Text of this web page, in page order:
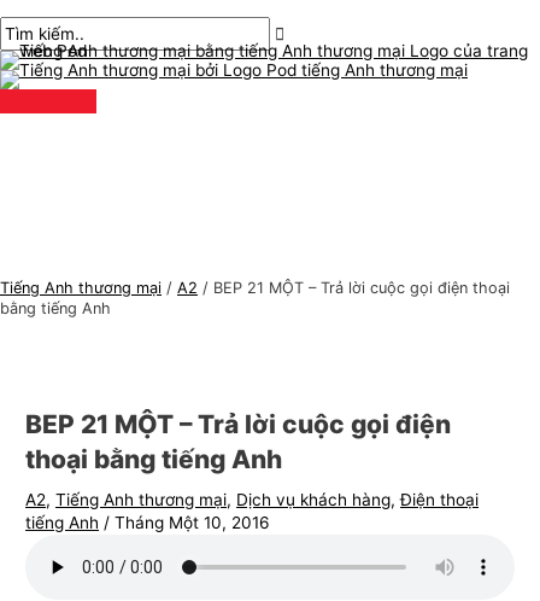
đến
nội
dung
đơn
chính
Tiếng Anh thương mại / A2 / BEP 21 MỘT – Trả lời cuộc gọi điện thoại
bằng tiếng Anh
BEP 21 MỘT – Trả lời cuộc gọi điện
thoại bằng tiếng Anh
A2,Tiếng Anh thương mại, Dịch vụ khách hàng,Điện thoại
tiếng Anh /Tháng Một 10, 2016
chuyển
hướng
ở
đây..
mail*
C
h
ủ
đ
g
t
h
ư
ơ
T
ì
m
k